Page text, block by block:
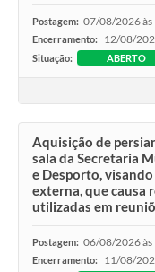
Postagem: 07/08/2026 às
Encerramento: 12/08/
Situação: ABERTO
Aquisição de
sala da Secretaria
e Desporto,
externa, que causa
utilizadas em
Postagem: 06/08/2026 às
Encerramento: 11/08/